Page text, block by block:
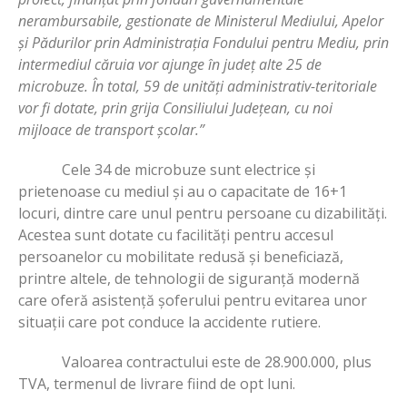
nerambursabile, gestionate de Ministerul Mediului, Apelor
și Pădurilor prin Administrația Fondului pentru Mediu, prin
intermediul căruia vor ajunge în județ alte 25 de
microbuze. În total, 59 de unități administrativ-teritoriale
vor fi dotate, prin grija Consiliului Județean, cu noi
mijloace de transport școlar.”
Cele 34 de microbuze sunt electrice și
prietenoase cu mediul și au o capacitate de 16+1
locuri, dintre care unul pentru persoane cu dizabilități.
Acestea sunt dotate cu facilități pentru accesul
persoanelor cu mobilitate redusă și beneficiază,
printre altele, de tehnologii de siguranță modernă
care oferă asistență șoferului pentru evitarea unor
situații care pot conduce la accidente rutiere.
Valoarea contractului este de 28.900.000, plus
TVA, termenul de livrare fiind de opt luni.